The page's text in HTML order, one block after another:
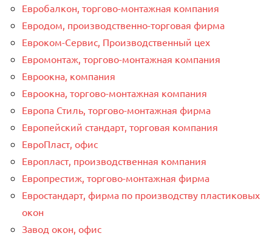
Евробалкон, торгово-монтажная компания
Евродом, производственно-торговая фирма
Евроком-Сервис, Производственный цех
Евромонтаж, торгово-монтажная компания
Евроокна, компания
Евроокна, торгово-монтажная компания
Европа Стиль, торгово-монтажная фирма
Европейский стандарт, торговая компания
ЕвроПласт, офис
Европласт, производственная компания
Европрестиж, торгово-монтажная фирма
Евростандарт, фирма по производству пластиковых
окон
Завод окон, офис